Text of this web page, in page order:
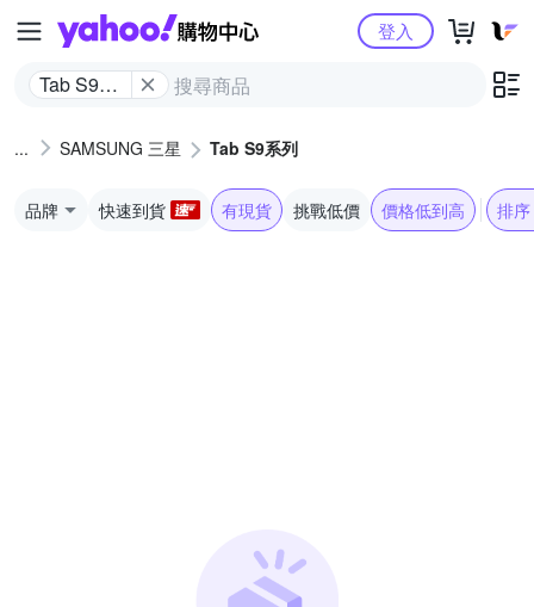
Yahoo購物中心
Tab S9系
登入
SAMSUNG 三星 Tab S9系列
品牌 快速到貨 有現貨 挑戰低價 價格低到高 排序